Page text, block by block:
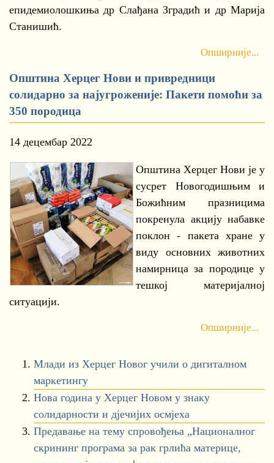
епидемиолошкиња др Слађана Зградић и др Марија
Станишић.
Опширније...
Општина Херцег Нови и привредници
солидарно за најугроженије: Пакети помоћи за
350 породица
14 децембар 2022
Општина Херцег Нови је у
сусрет Новогодишњим и
Божићним празницима
покренула акцију набавке
поклон - пакета хране у
виду основних животних
намирница за породице у
тешкој материјалној
ситуацији.
Опширније...
Млади из Херцег Новог учили о дигиталном
маркетингу
Нова година у Херцег Новом у знаку
солидарности и дјечијих осмјеха
Предавање на тему спровођења „Националног
скрининг програма за рак грлића материце,